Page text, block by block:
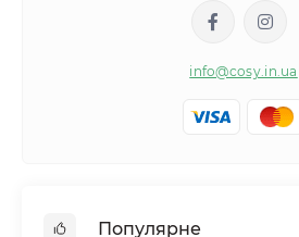
info@cosy.in.ua
Популярне